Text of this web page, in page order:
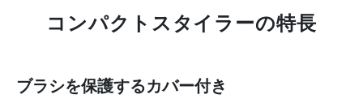
コンパクトスタイラーの特長
ブラシを保護するカバー付き